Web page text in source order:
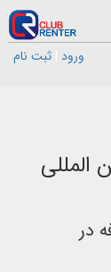
ورود ثبت نام
المللی
در